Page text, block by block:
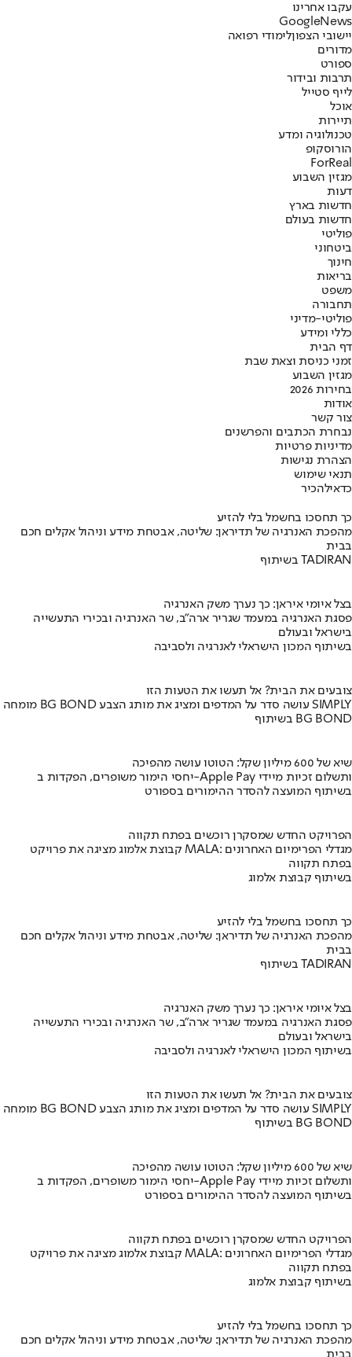
עקבו אחרינו
Googl eNews
יישובי הצפוןלימודי רפואה
מדורים
ספורט
תרבות ובידור
לייף סטייל
אוכל
תיירות
טכנולוגיה ומדע
הורוסקופ
ForReal
מגזין השבוע
דעות
חדשות בארץ
חדשות בעולם
פוליטי
ביטחוני
חינוך
בריאות
משפט
תחבורה
פוליטי-מדיני
כללי ומידע
דף הבית
זמני כניסת וצאת שבת
מגזין השבוע
בחירות 2026
אודות
צור קשר
נבחרת הכתבים והפרשנים
מדיניות פרטיות
הצהרת נגישות
תנאי שימוש
כדאילהכיר
כך תחסכו בחשמל בלי להזיע
מהפכת האנרגיה של תדיראן: שליטה, אבטחת מידע וניהול אקלים חכם
בבית
בשיתוף TADIRAN
בצל איומי איראן: כך נערך משק האנרגיה
פסגת האנרגיה במעמד שגריר ארה"ב, שר האנרגיה ובכירי התעשייה
בישראל ובעולם
בשיתוף המכון הישראלי לאנרגיה ולסביבה
צובעים את הבית? אל תעשו את הטעות הזו
מומחה BG BOND עושה סדר על המדפים ומציג את מותג הצבע SIMPLY
בשיתוף BG BOND
שיא של 600 מיליון שקל: הטוטו עושה מהפיכה
יחסי הימור משופרים, הפקדות ב-Apple Pay ותשלום זכיות מיידי
בשיתוף המועצה להסדר ההימורים בספורט
הפרויקט החדש שמסקרן רוכשים בפתח תקווה
קבוצת אלמוג מציגה את פרויקט MALA: מגדלי הפרימיום האחרונים
בפתח תקווה
בשיתוף קבוצת אלמוג
כך תחסכו בחשמל בלי להזיע
מהפכת האנרגיה של תדיראן: שליטה, אבטחת מידע וניהול אקלים חכם
בבית
בשיתוף TADIRAN
בצל איומי איראן: כך נערך משק האנרגיה
פסגת האנרגיה במעמד שגריר ארה"ב, שר האנרגיה ובכירי התעשייה
בישראל ובעולם
בשיתוף המכון הישראלי לאנרגיה ולסביבה
צובעים את הבית? אל תעשו את הטעות הזו
מומחה BG BOND עושה סדר על המדפים ומציג את מותג הצבע SIMPLY
בשיתוף BG BOND
שיא של 600 מיליון שקל: הטוטו עושה מהפיכה
יחסי הימור משופרים, הפקדות ב-Apple Pay ותשלום זכיות מיידי
בשיתוף המועצה להסדר ההימורים בספורט
הפרויקט החדש שמסקרן רוכשים בפתח תקווה
קבוצת אלמוג מציגה את פרויקט MALA: מגדלי הפרימיום האחרונים
בפתח תקווה
בשיתוף קבוצת אלמוג
כך תחסכו בחשמל בלי להזיע
מהפכת האנרגיה של תדיראן: שליטה, אבטחת מידע וניהול אקלים חכם